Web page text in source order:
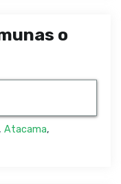
o
, Atacama,